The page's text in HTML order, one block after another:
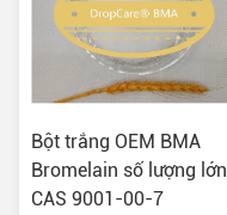
Bột trắng OEM BMA
Bromelain số lượng lớn
CAS 9001-00-7